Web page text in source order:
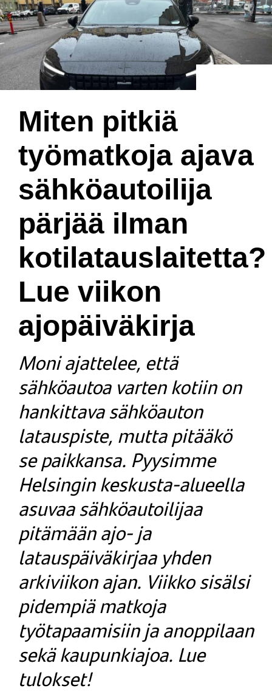
Miten pitkiä
työmatkoja ajava
sähköautoilija
pärjää ilman
kotilatauslaitetta?
Lue viikon
ajopäiväkirja
Moni ajattelee, että
sähköautoa varten kotiin on
hankittava sähköauton
latauspiste, mutta pitääkö
se paikkansa. Pyysimme
Helsingin keskusta-alueella
asuvaa sähköautoilijaa
pitämään ajo- ja
latauspäiväkirjaa yhden
arkiviikon ajan. Viikko sisälsi
pidempiä matkoja
työtapaamisiin ja anoppilaan
sekä kaupunkiajoa. Lue
tulokset!